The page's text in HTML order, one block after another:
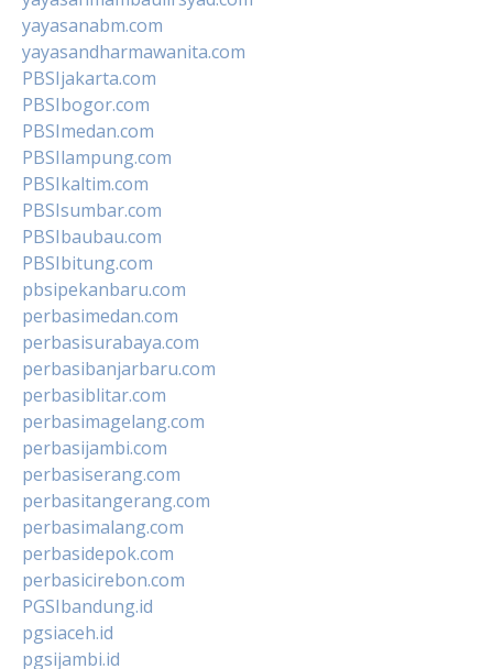
yayasanabm.com
yayasandharmawanita.com
PBSIjakarta.com
PBSIbogor.com
PBSImedan.com
PBSIlampung.com
PBSIkaltim.com
PBSIsumbar.com
PBSIbaubau.com
PBSIbitung.com
pbsipekanbaru.com
perbasimedan.com
perbasisurabaya.com
perbasibanjarbaru.com
perbasiblitar.com
perbasimagelang.com
perbasijambi.com
perbasiserang.com
perbasitangerang.com
perbasimalang.com
perbasidepok.com
perbasicirebon.com
PGSIbandung.id
pgsiaceh.id
pgsijambi.id